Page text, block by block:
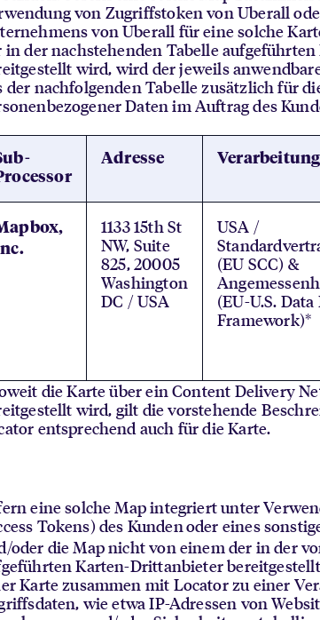
von Zugriffstoken von Uberall
von Uberall für eine solche
in der nachstehenden Tabelle
wird, wird der jeweils
der nachfolgenden Tabelle zusätzlich für
Daten im Auftrag des
Adresse
1133 15th St
NW, Suite
825, 20005
Washington
DC / USA
USA /
(EU SCC) &
(EU-U.S.
Framework)*
die Karte über ein Content Delivery
wird, gilt die vorstehende
entsprechend auch für die Karte.
eine solche Map integriert unter
Tokens) des Kundenoder eines
oder die Map nicht von einem der in der
Karten-Drittanbieter
Karte zusammen mit Locator zu einer
wie etwa IP-Adressen von